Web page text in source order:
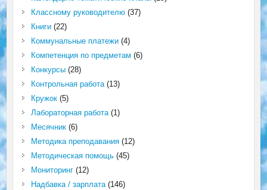
Классному руководителю(37)
Книги(22)
Коммунальные платежи(4)
Компетенция по предметам (6)
Конкурсы(28)
Контрольная работа(13)
Кружок(5)
Лабораторная работа(1)
Месячник(6)
Методика преподавания(12)
Методическая помощь(45)
Мониторинг(12)
Надбавка / зарплата(146)